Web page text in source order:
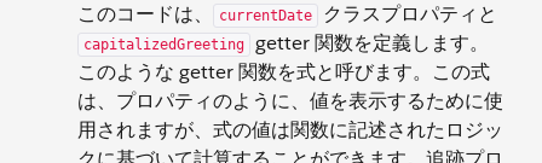
このコードは、 currentDate クラスプロパティと
capitalizedGreeting
getter 関数を定義します。
このような getter 関数を式と呼びます。この式
は、プロパティのように、値を表示するために使
用されますが、式の値は関数に記述されたロジッ